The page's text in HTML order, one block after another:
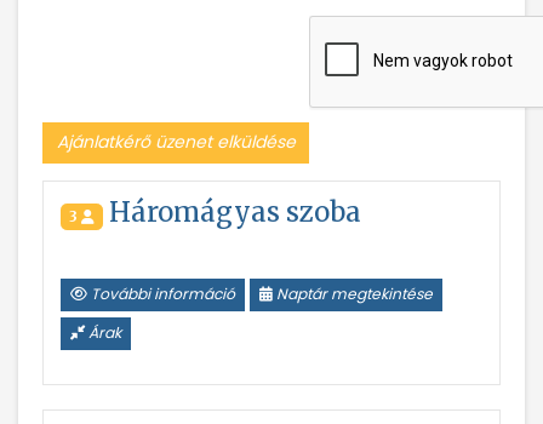
Ajánlatkérő üzenet elküldése
3 Háromágyas szoba
További információ
Naptár megtekintése
Árak